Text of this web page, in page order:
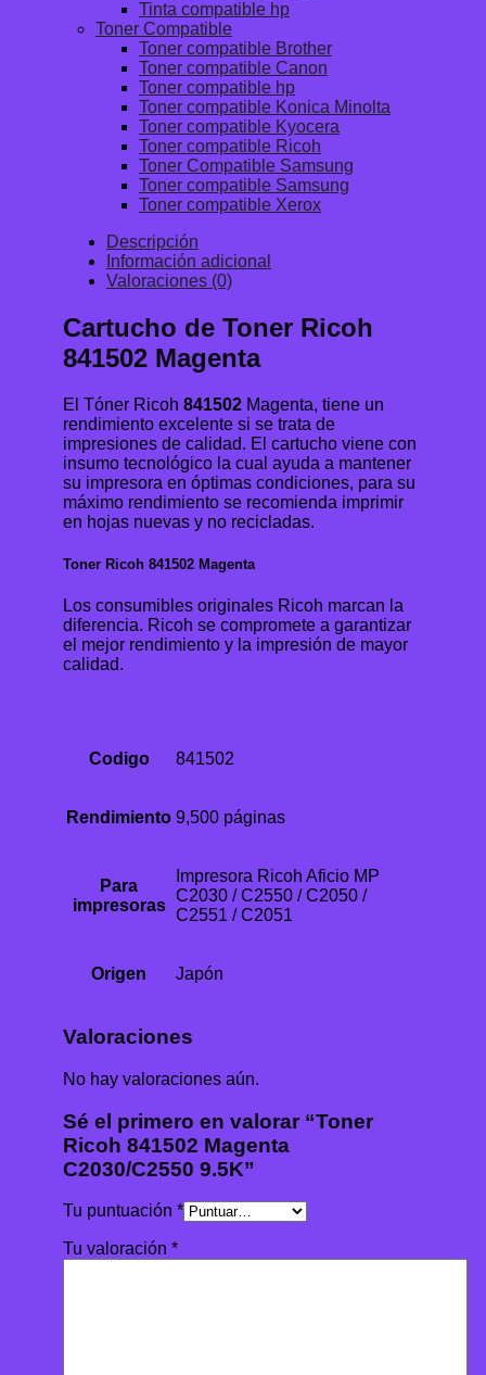
Tinta compatible hp
Toner Compatible
Toner compatible Brother
Toner compatible Canon
Toner compatible hp
Toner compatible Konica Minolta
Toner compatible Kyocera
Toner compatible Ricoh
Toner Compatible Samsung
Toner compatible Samsung
Toner compatible Xerox
Descripción
Información adicional
Valoraciones (0)
Cartucho de Toner Ricoh
841502 Magenta
El Tóner Ricoh 841502 Magenta, tiene un
rendimiento excelente si se trata de
impresiones de calidad. El cartucho viene con
insumo tecnológico la cual ayuda a mantener
su impresora en óptimas condiciones, para su
máximo rendimiento se recomienda imprimir
en hojas nuevas y no recicladas.
Toner Ricoh 841502 Magenta
Los consumibles originales Ricoh marcan la
diferencia. Ricoh se compromete a garantizar
el mejor rendimiento y la impresión de mayor
calidad.
Codigo 841502
Rendimiento 9,500 páginas
Para
impresoras
Impresora Ricoh Aficio MP
C2030 / C2550 / C2050 /
C2551 / C2051
Origen Japón
Valoraciones
No hay valoraciones aún.
Sé el primero en valorar “Toner
Ricoh 841502 Magenta
C2030/C2550 9.5K”
Tu puntuación *
Tu valoración *